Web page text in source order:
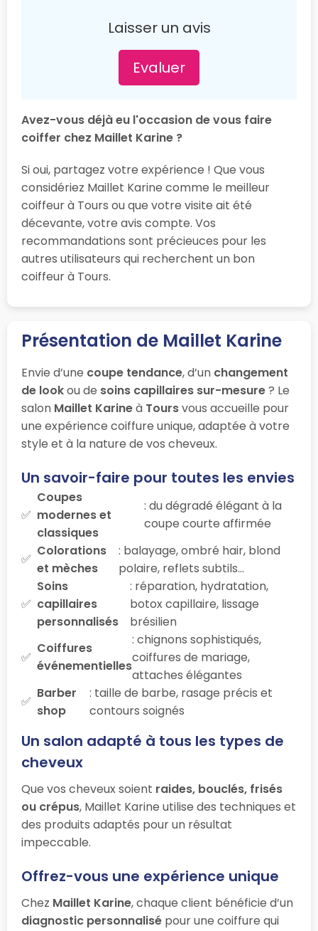
Laisser un avis
Evaluer
Avez-vous déjà eu l'occasion de vous faire
coiffer chez Maillet Karine ?
Si oui, partagez votre expérience ! Que vous
considériez Maillet Karine comme le meilleur
coiffeur à Tours ou que votre visite ait été
décevante, votre avis compte. Vos
recommandations sont précieuces pour les
autres utilisateurs qui recherchent un bon
coiffeur à Tours.
Présentation de Maillet Karine
Envie d’une coupe tendance, d’un changement
de lookou de soins capillaires sur-mesure? Le
salon Maillet Karineà Toursvous accueille pour
une expérience coiffure unique, adaptée à votre
style et à la nature de vos cheveux.
Un savoir-faire pour toutes les envies
Coupes
modernes et
classiques
: du dégradé élégant à la
coupe courte affirmée
Colorations
et mèches
: balayage, ombré hair, blond
polaire, reflets subtils…
Soins
capillaires
personnalisés
: réparation, hydratation,
botox capillaire, lissage
brésilien
Coiffures
événementielles
: chignons sophistiqués,
coiffures de mariage,
attaches élégantes
Barber
shop
: taille de barbe, rasage précis et
contours soignés
Un salon adapté à tous les types de
cheveux
Que vos cheveux soient raides, bouclés, frisés
ou crépus, Maillet Karine utilise des techniques et
des produits adaptés pour un résultat
impeccable.
Offrez-vous une expérience unique
Chez Maillet Karine, chaque client bénéficie d’un
diagnostic personnalisé pour une coiffure qui